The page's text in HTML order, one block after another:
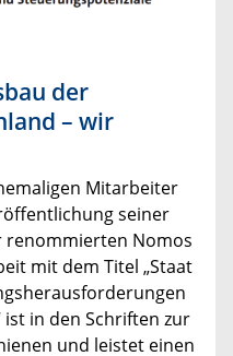
der
– wir
Mitarbeiter
seiner
Nomos
mit dem Titel „Staat
in den Schriften zur
und leistet einen